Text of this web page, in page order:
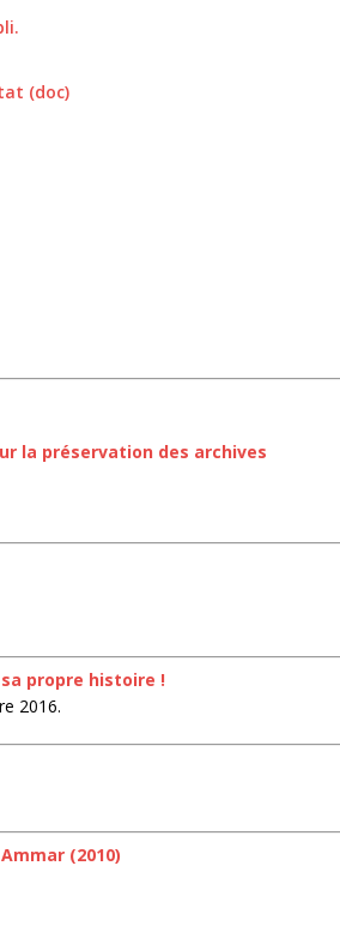
(doc)
la préservation des archives
propre histoire !
2016.
(2010)